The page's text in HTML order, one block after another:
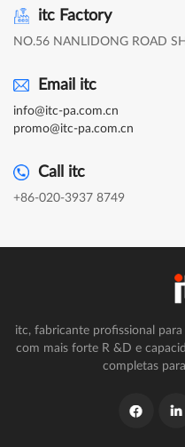
itc Factory
NO.56 NANLIDONG ROAD
Email itc
info@itc-pa.com.cn
promo@itc-pa.com.cn
Call itc
+86-020-3937 8749
itc, fabricante profissional
com mais forte R &D e
completas